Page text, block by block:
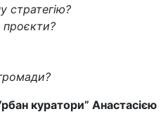
стратегію?
проєкти?
куратори” Анастасією